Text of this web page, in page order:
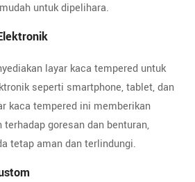
untuk dipelihara.
layar kaca tempered untuk
seperti smartphone, tablet, dan
kaca tempered ini memberikan
goresan dan benturan,
tetap aman dan terlindungi.